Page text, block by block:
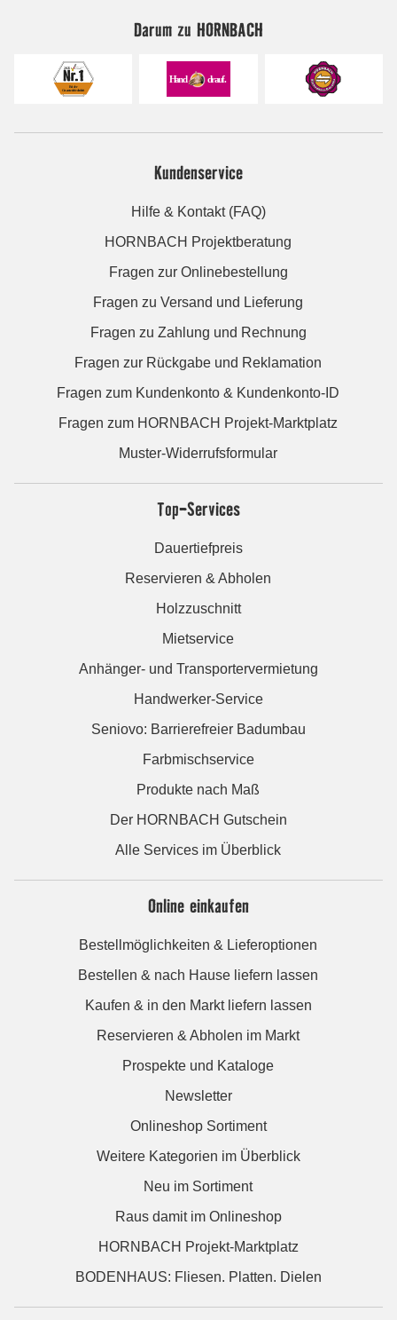
Darum zu HORNBACH
Kundenservice
Hilfe & Kontakt (FAQ)
HORNBACH Projektberatung
Fragen zur Onlinebestellung
Fragen zu Versand und Lieferung
Fragen zu Zahlung und Rechnung
Fragen zur Rückgabe und Reklamation
Fragen zum Kundenkonto & Kundenkonto-ID
Fragen zum HORNBACH Projekt-Marktplatz
Muster-Widerrufsformular
Top-Services
Dauertiefpreis
Reservieren & Abholen
Holzzuschnitt
Mietservice
Anhänger- und Transportervermietung
Handwerker-Service
Seniovo: Barrierefreier Badumbau
Farbmischservice
Produkte nach Maß
Der HORNBACH Gutschein
Alle Services im Überblick
Online einkaufen
Bestellmöglichkeiten & Lieferoptionen
Bestellen & nach Hause liefern lassen
Kaufen & in den Markt liefern lassen
Reservieren & Abholen im Markt
Prospekte und Kataloge
Newsletter
Onlineshop Sortiment
Weitere Kategorien im Überblick
Neu im Sortiment
Raus damit im Onlineshop
HORNBACH Projekt-Marktplatz
BODENHAUS: Fliesen. Platten. Dielen